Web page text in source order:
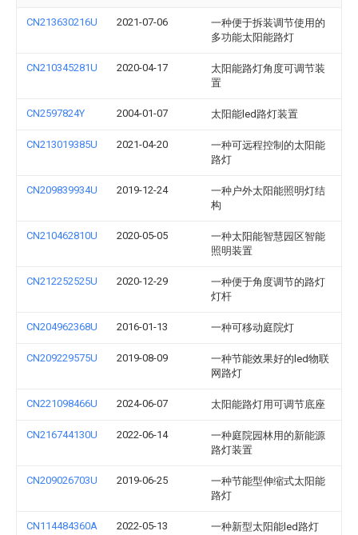
CN213630216U 2021-07-06
一种便于拆装调节使用的
多功能太阳能路灯
CN210345281U 2020-04-17
太阳能路灯角度可调节装
置
CN2597824Y 2004-01-07 太阳能led路灯装置
CN213019385U 2021-04-20
一种可远程控制的太阳能
路灯
CN209839934U 2019-12-24
一种户外太阳能照明灯结
构
CN210462810U 2020-05-05
一种太阳能智慧园区智能
照明装置
CN212252525U 2020-12-29
一种便于角度调节的路灯
灯杆
CN204962368U 2016-01-13 一种可移动庭院灯
CN209229575U 2019-08-09
一种节能效果好的led物联
网路灯
CN221098466U 2024-06-07 太阳能路灯用可调节底座
CN216744130U 2022-06-14
一种庭院园林用的新能源
路灯装置
CN209026703U 2019-06-25
一种节能型伸缩式太阳能
路灯
CN114484360A 2022-05-13 一种新型太阳能led路灯